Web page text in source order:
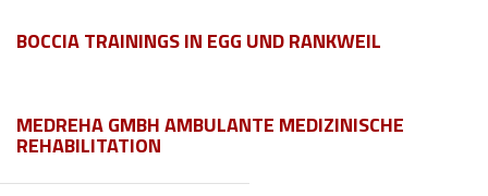
BOCCIA TRAININGS IN EGG UND RANKWEIL
MEDREHA GMBH AMBULANTE MEDIZINISCHE
REHABILITATION